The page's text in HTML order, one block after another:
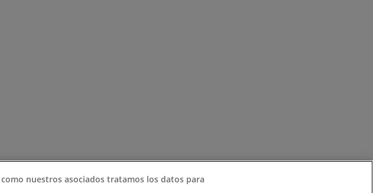
nuestros asociados tratamos los datos para